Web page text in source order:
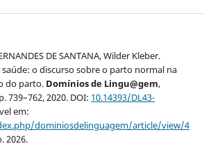
DE SANTANA, Wilder Kleber.
o discurso sobre o parto normal na
do parto. Domínios de Lingu@gem,
739–762, 2020. DOI: 10.14393/DL43-
em:
dominiosdelinguagem/article/view/4
2026.